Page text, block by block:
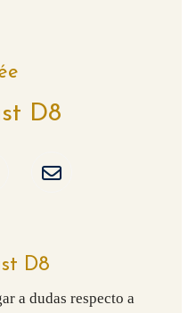
D8
D8
a dudas respecto a